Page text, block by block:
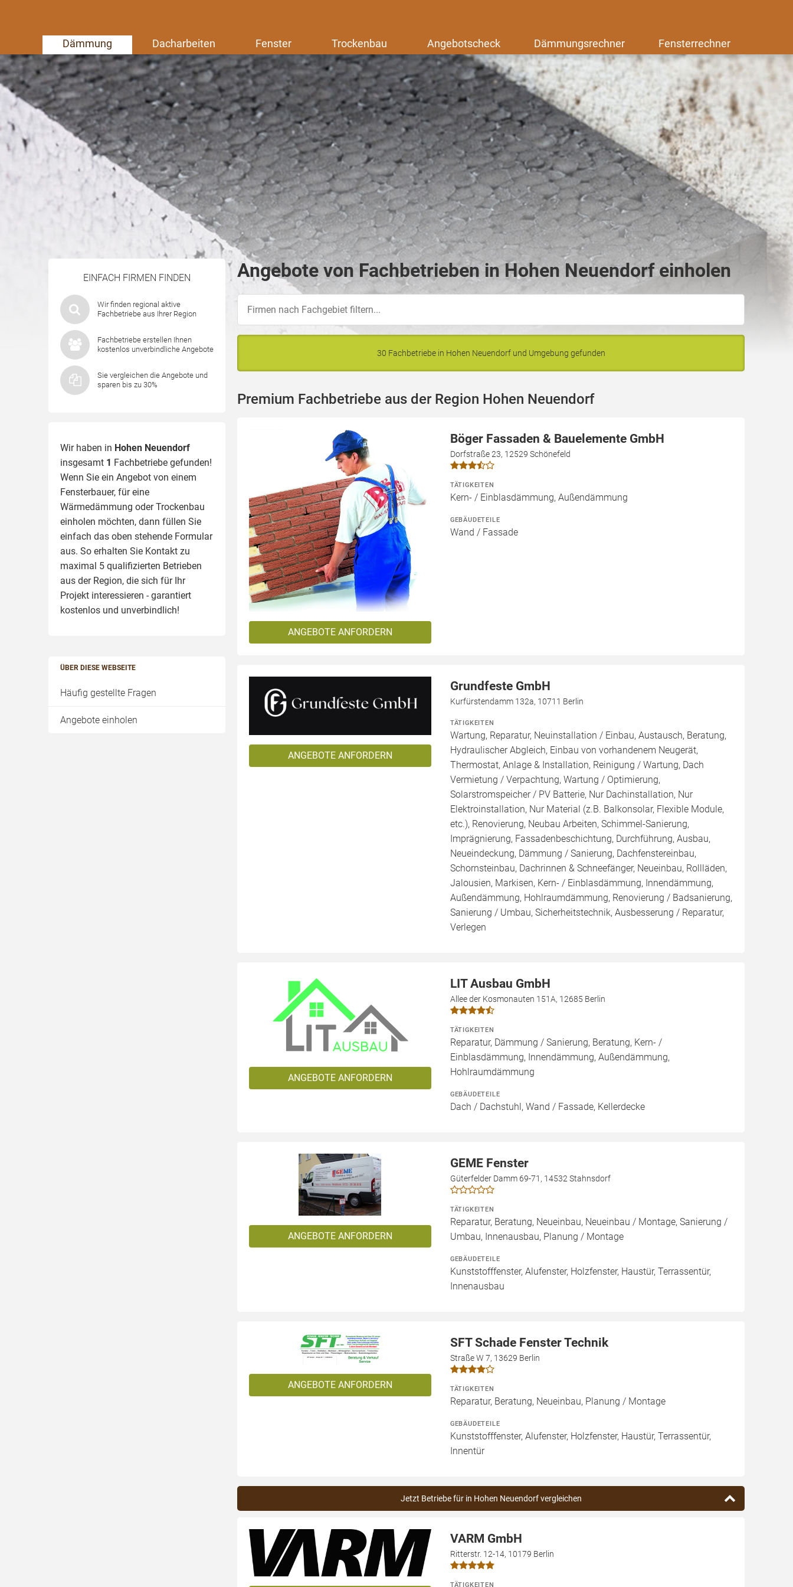
Dämmung Dacharbeiten Fenster Trockenbau Angebotscheck Dämmungsrechner Fensterrechner
EINFACH FIRMEN FINDEN
Wir finden regional aktive
Fachbetriebe aus Ihrer Region
Fachbetriebe erstellen Ihnen
kostenlos unverbindliche Angebote
Sie vergleichen die Angebote und
sparen bis zu 30%
Wir haben in Hohen Neuendorf
insgesamt 1 Fachbetriebe gefunden!
Wenn Sie ein Angebot von einem
Fensterbauer, für eine
Wärmedämmung oder Trockenbau
einholen möchten, dann füllen Sie
einfach das oben stehende Formular
aus. So erhalten Sie Kontakt zu
maximal 5 qualifizierten Betrieben
aus der Region, die sich für Ihr
Projekt interessieren - garantiert
kostenlos und unverbindlich!
ÜBER DIESE WEBSEITE
Häufig gestellte Fragen
Angebote einholen
Angebote von Fachbetrieben in Hohen Neuendorf einholen
30 Fachbetriebe in Hohen Neuendorf und Umgebung gefunden
Premium Fachbetriebe aus der Region Hohen Neuendorf
ANGEBOTE ANFORDERN
Böger Fassaden & Bauelemente GmbH
Dorfstraße 23, 12529 Schönefeld
TÄTIGKEITEN
Kern- / Einblasdämmung, Außendämmung
GEBÄUDETEILE
Wand / Fassade
ANGEBOTE ANFORDERN
Grundfeste GmbH
Kurfürstendamm 132a, 10711 Berlin
TÄTIGKEITEN
Wartung, Reparatur, Neuinstallation / Einbau, Austausch, Beratung,
Hydraulischer Abgleich, Einbau von vorhandenem Neugerät,
Thermostat, Anlage & Installation, Reinigung / Wartung, Dach
Vermietung / Verpachtung, Wartung / Optimierung,
Solarstromspeicher / PV Batterie, Nur Dachinstallation, Nur
Elektroinstallation, Nur Material (z.B. Balkonsolar, Flexible Module,
etc.), Renovierung, Neubau Arbeiten, Schimmel-Sanierung,
Imprägnierung, Fassadenbeschichtung, Durchführung, Ausbau,
Neueindeckung, Dämmung / Sanierung, Dachfenstereinbau,
Schornsteinbau, Dachrinnen & Schneefänger, Neueinbau, Rollläden,
Jalousien, Markisen, Kern- / Einblasdämmung, Innendämmung,
Außendämmung, Hohlraumdämmung, Renovierung / Badsanierung,
Sanierung / Umbau, Sicherheitstechnik, Ausbesserung / Reparatur,
Verlegen
ANGEBOTE ANFORDERN
LIT Ausbau GmbH
Allee der Kosmonauten 151A, 12685 Berlin
TÄTIGKEITEN
Reparatur, Dämmung / Sanierung, Beratung, Kern- /
Einblasdämmung, Innendämmung, Außendämmung,
Hohlraumdämmung
GEBÄUDETEILE
Dach / Dachstuhl, Wand / Fassade, Kellerdecke
ANGEBOTE ANFORDERN
GEME Fenster
Güterfelder Damm 69-71, 14532 Stahnsdorf
TÄTIGKEITEN
Reparatur, Beratung, Neueinbau, Neueinbau / Montage, Sanierung /
Umbau, Innenausbau, Planung / Montage
GEBÄUDETEILE
Kunststofffenster, Alufenster, Holzfenster, Haustür, Terrassentür,
Innenausbau
ANGEBOTE ANFORDERN
SFT Schade Fenster Technik
Straße W 7, 13629 Berlin
TÄTIGKEITEN
Reparatur, Beratung, Neueinbau, Planung / Montage
GEBÄUDETEILE
Kunststofffenster, Alufenster, Holzfenster, Haustür, Terrassentür,
Innentür
Jetzt Betriebe für in Hohen Neuendorf vergleichen
VARM GmbH
Ritterstr. 12-14, 10179 Berlin
TÄTIGKEITEN